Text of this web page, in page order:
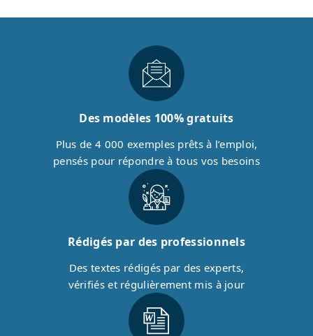
Des modèles 100% gratuits
Plus de 4 000 exemples prêts à l’emploi,
pensés pour répondre à tous vos besoins
Rédigés par des professionnels
Des textes rédigés par des experts,
vérifiés et régulièrement mis à jour